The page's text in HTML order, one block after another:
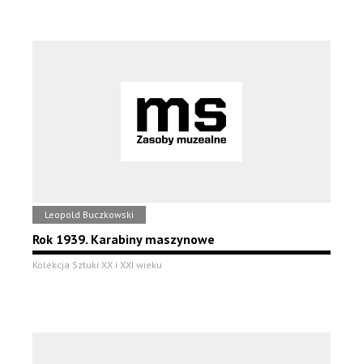
Leopold Buczkowski
Rok 1939. Karabiny maszynowe
Kolekcja Sztuki XX i XXI wieku